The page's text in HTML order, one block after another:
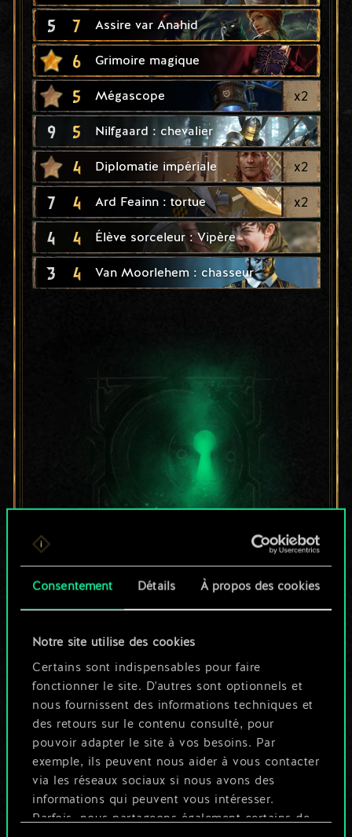
Consentement Détails À propos des cookies
Notre site utilise des cookies
Certains sont indispensables pour faire
fonctionner le site. D'autres sont optionnels et
nous fournissent des informations techniques et
des retours sur le contenu consulté, pour
pouvoir adapter le site à vos besoins. Par
exemple, ils peuvent nous aider à vous contacter
via les réseaux sociaux si nous avons des
informations qui peuvent vous intéresser.
Parfois, nous partageons également certains de
5 7 Assire var Anahid
6 Grimoire magique
5 Mégascope x2
9 5 Nilfgaard : chevalier
4 Diplomatie impériale x2
7 4 Ard Feainn : tortue x2
4 4 Élève sorceleur : Vipère
3 4 Van Moorlehem : chasseur
Pour l'instant, ce
n'est qu'un jeu de
cartes partagé.
Mais cela peut être
tellement plus !
Nommer ce jeu et créer un guide
Modifier le jeu